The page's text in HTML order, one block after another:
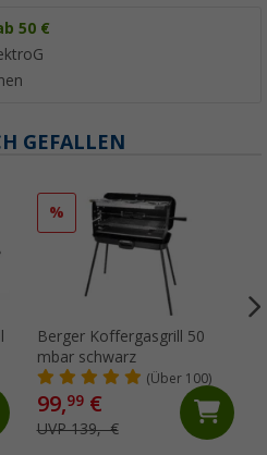
50 €
GEFALLEN
%
Berger Koffergasgrill 50
mbar schwarz
(Über 100)
99,99€
UVP 139,- €